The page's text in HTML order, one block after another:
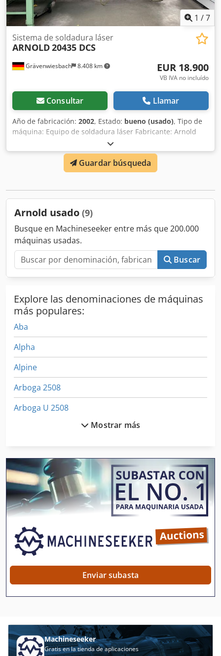
1 /7
Grävenwiesbach 8.408 km
Sistema de soldadura láser
ARNOLD20435 DCS
EUR 18.900
VB IVA no incluído
Consultar Llamar
Año de fabricación: 2002, Estado: bueno (usado), Tipo de
máquina: Equipo de soldadura láser Fabricante: Arnold
Número de fábrica: 20435 DCS Año de fabricación: 2002
Cjdpfxjkv Upio Abxjha Disponible a partir de enero de 2027
Se encuentra en la ubicación y está disponible para el
desmontaje por parte del comprador. Opcionalmente,
Guardar búsqueda
Arnold usado (9)
Busque en Machineseeker entre más que 200.000
máquinas usadas.
Buscar
Explore las denominaciones de máquinas
más populares:
Aba
Alpha
Alpine
Arboga 2508
Arboga U 2508
Ernst
Hacker
Heilbronn
Hermle
Hierro Dreher
Hoefler
Messer
Messer Griesheim
Mostrar más
Enviar subasta
Machineseeker
Gratis en la tienda de aplicaciones